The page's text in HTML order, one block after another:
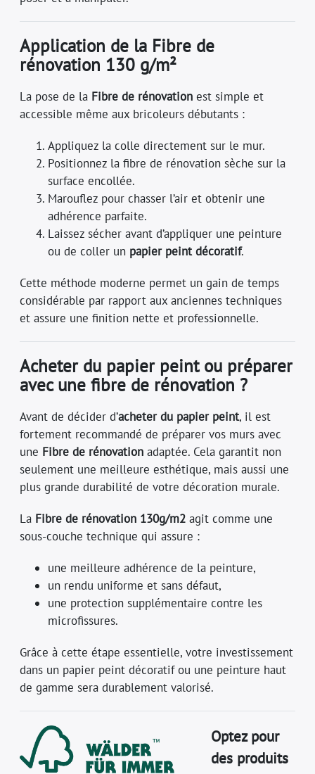
Application de la Fibre de
rénovation 130 g/m²
La pose de la Fibre de rénovation est simple et
accessible même aux bricoleurs débutants :
Appliquez la colle directement sur le mur.
Positionnez la fibre de rénovation sèche sur la
surface encollée.
Marouflez pour chasser l’air et obtenir une
adhérence parfaite.
Laissez sécher avant d’appliquer une peinture
ou de coller un papier peint décoratif.
Cette méthode moderne permet un gain de temps
considérable par rapport aux anciennes techniques
et assure une finition nette et professionnelle.
Acheter du papier peint ou préparer
avec une fibre de rénovation ?
Avant de décider d’acheter du papier peint, il est
fortement recommandé de préparer vos murs avec
une Fibre de rénovation adaptée. Cela garantit non
seulement une meilleure esthétique, mais aussi une
plus grande durabilité de votre décoration murale.
La Fibre de rénovation 130g/m2 agit comme une
sous-couche technique qui assure :
une meilleure adhérence de la peinture,
un rendu uniforme et sans défaut,
une protection supplémentaire contre les
microfissures.
Grâce à cette étape essentielle, votre investissement
dans un papier peint décoratif ou une peinture haut
de gamme sera durablement valorisé.
Optez pour
des produits